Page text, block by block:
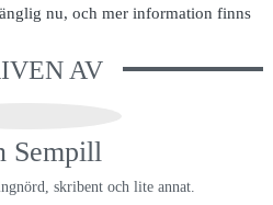
nu, och mer information finns
AV
Sempill
skribent och lite annat.